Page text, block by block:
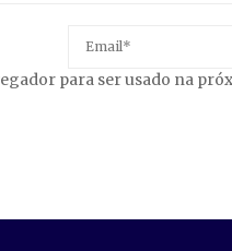
para ser usado na